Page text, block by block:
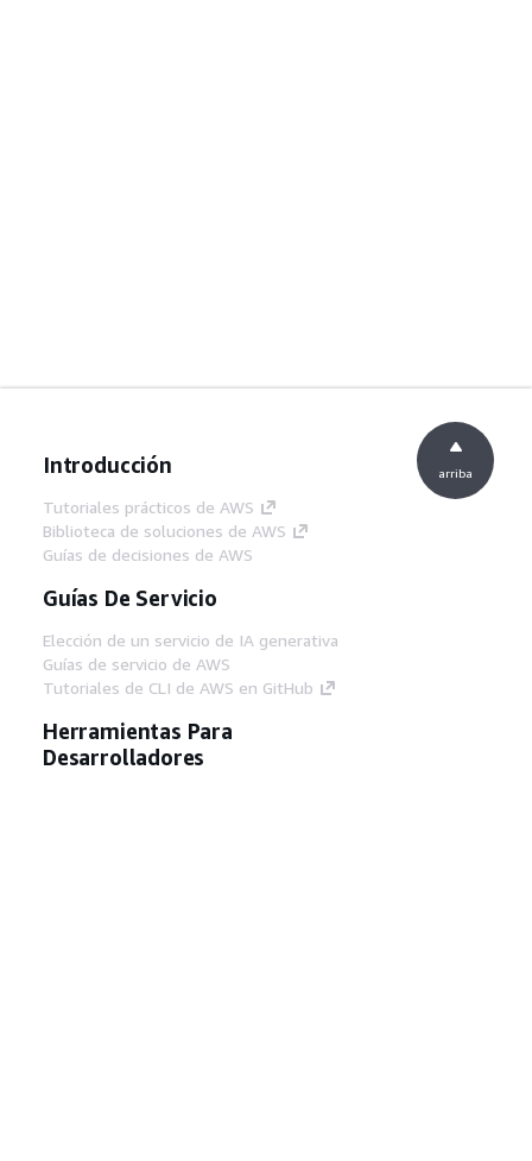
Introducción
Tutoriales prácticos de AWS
Biblioteca de soluciones de AWS
Guías de decisiones de AWS
Guías De Servicio
Elección de un servicio de IA generativa
Guías de servicio de AWS
Tutoriales de CLI de AWS en GitHub
Herramientas Para
Desarrolladores
arriba